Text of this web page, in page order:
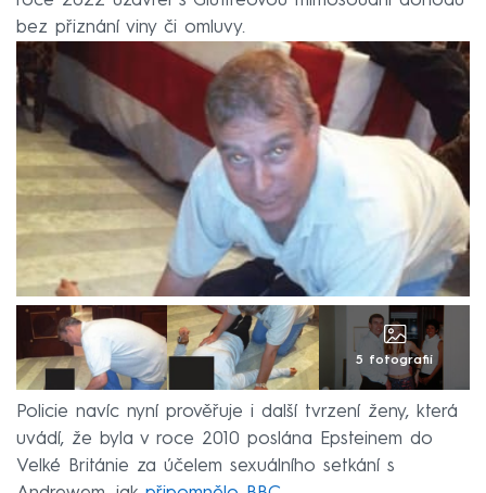
bez přiznání viny či omluvy.
5 fotografií
Policie navíc nyní prověřuje i další tvrzení ženy, která
uvádí, že byla v roce 2010 poslána Epsteinem do
Velké Británie za účelem sexuálního setkání s